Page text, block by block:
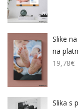
Slike
na
19,78€
Slika s